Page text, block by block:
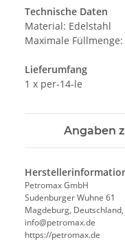
Technische Daten
Material: Edelstahl
Maximale
Lieferumfang
1 x per-14-le
Angaben
Petromax GmbH
Sudenburger Wuhne 61
Magdeburg,
info@petromax.de
https://petromax.de